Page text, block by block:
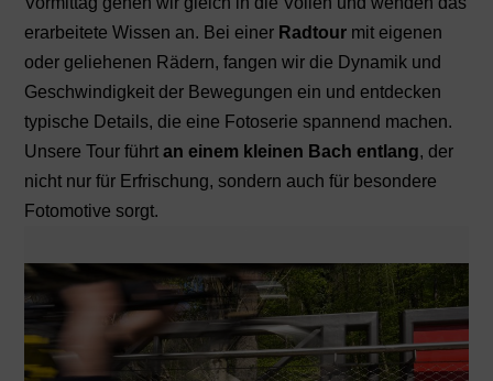
erarbeitete Wissen an. Bei einer Radtourmit eigenen
oder geliehenen Rädern, fangen wir die Dynamik und
Geschwindigkeit der Bewegungen ein und entdecken
typische Details, die eine Fotoserie spannend machen.
Unsere Tour führt an einem kleinen Bach entlang, der
nicht nur für Erfrischung, sondern auch für besondere
Fotomotive sorgt.